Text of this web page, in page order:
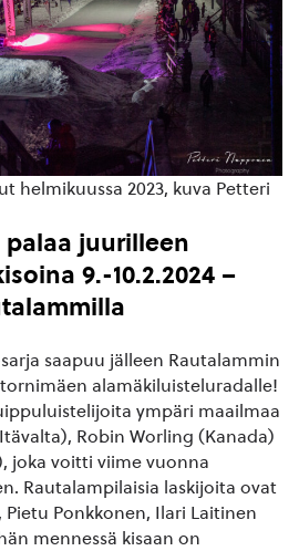
helmikuussa 2023, kuva Petteri
juurilleen
9.-10.2.2024 –
saapuu jälleen Rautalammin
alamäkiluisteluradalle!
ympäri maailmaa
Robin Worling (Kanada)
joka voitti viime vuonna
Rautalampilaisia laskijoita ovat
Pietu Ponkkonen, Ilari Laitinen
mennessä kisaan on